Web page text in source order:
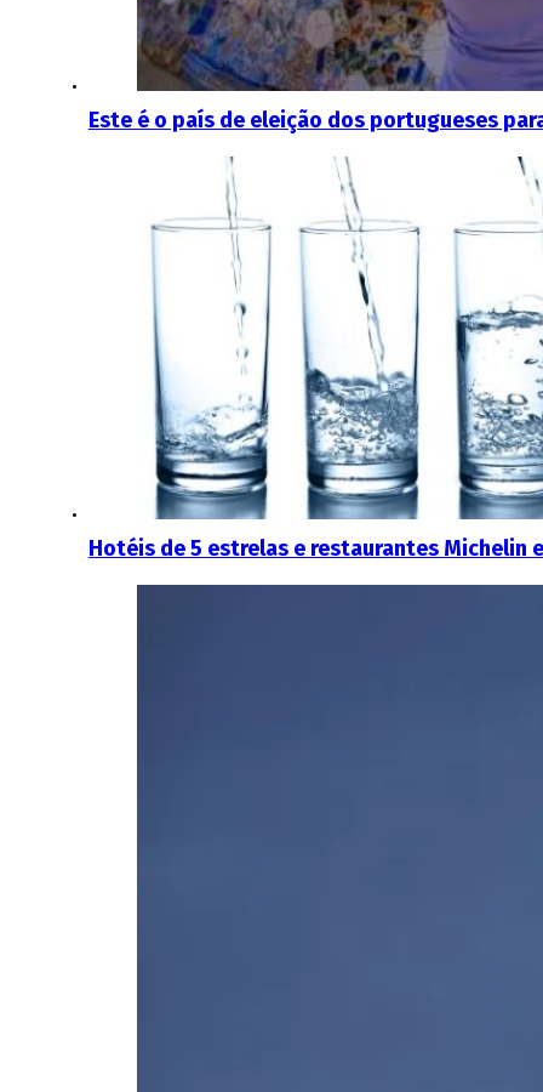
Este é o país de eleição dos portugueses
Hotéis de 5 estrelas e restaurantes Michelin